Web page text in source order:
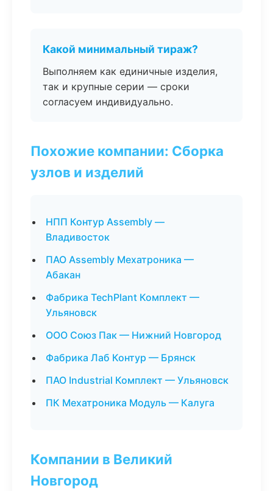
Какой минимальный тираж?
Выполняем как единичные изделия,
так и крупные серии — сроки
согласуем индивидуально.
Похожие компании: Сборка
узлов и изделий
НПП Контур Assembly —
Владивосток
ПАО Assembly Мехатроника —
Абакан
Фабрика TechPlant Комплект —
Ульяновск
ООО Союз Пак — Нижний Новгород
Фабрика Лаб Контур — Брянск
ПАО Industrial Комплект — Ульяновск
ПК Мехатроника Модуль — Калуга
Компании в Великий
Новгород